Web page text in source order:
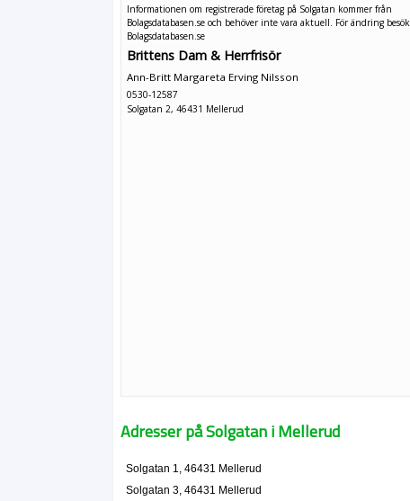
Informationen om registrerade företag på Solgatan kommer från
Bolagsdatabasen.se och behöver inte vara aktuell. För ändring besök
Bolagsdatabasen.se
Brittens Dam & Herrfrisör
Ann-Britt Margareta Erving Nilsson
0530-12587
Solgatan 2, 46431 Mellerud
Adresser på Solgatan i Mellerud
Solgatan 1, 46431 Mellerud
Solgatan 3, 46431 Mellerud